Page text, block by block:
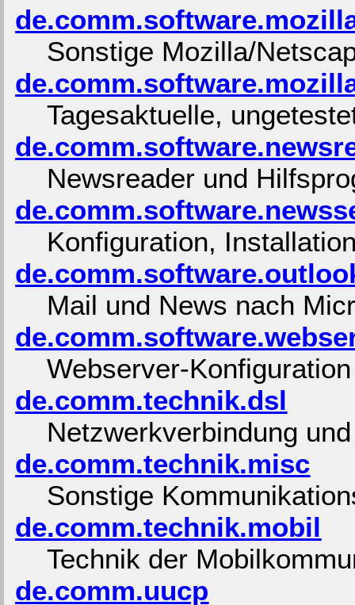
Sonstige Mozilla/
Tagesaktuelle,
Newsreader und
Konfiguration,
Mail und News nach
Webserver-
de.comm.technik.dsl
Netzwerkverbindung
de.comm.technik.misc
Sonstige
de.comm.technik.mobil
Technik der
de.comm.uucp